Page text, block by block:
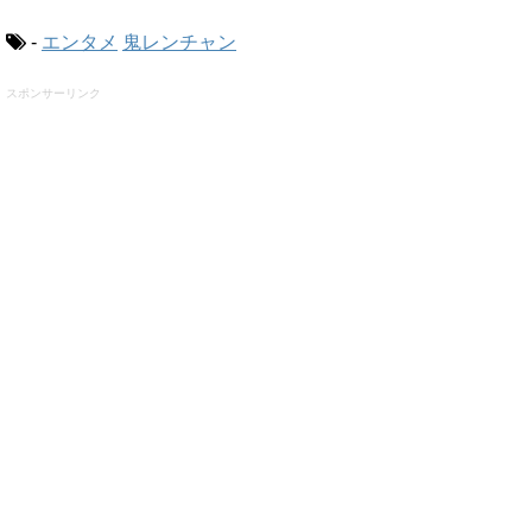
- エンタメ 鬼レンチャン
スポンサーリンク